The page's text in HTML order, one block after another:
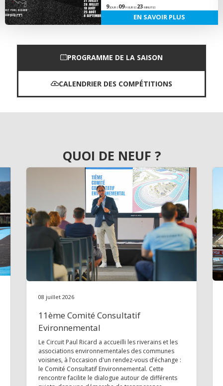
9JOURS09HEURES23MINUTES
EN SAVOIR PLUS
PROGRAMME DE LA SAISON
CALENDRIER DES COMPÉTITIONS
QUOI DE NEUF ?
08 juillet 2026
11ème Comité Consultatif
Evironnemental
Le Circuit Paul Ricard a accueilli les riverains et les
associations environnementales des communes
voisines, à l’occasion d'un rendez-vous d’échange :
le Comité Consultatif Environnemental. Cette
rencontre facilite le dialogue autour de différents